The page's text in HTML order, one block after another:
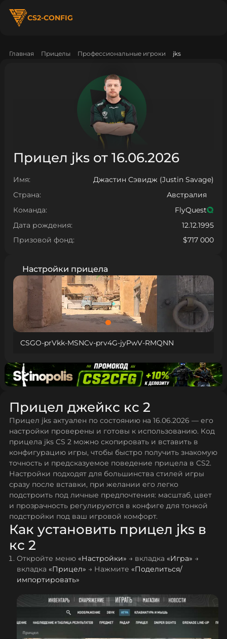
CS2-CONFIG
Главная Прицелы Профессиональные игроки jks
Прицел jks от 16.06.2026
Имя:
Джастин Сэвидж (Justin Savage)
Страна:
Австралия
Команда:
FlyQuest
Дата рождения:
12.12.1995
Призовой фонд:
$717 000
Настройки прицела
CSGO-prVkk-MSNCv-prv4G-jyPwV-RMQNN
Прицел джейкс кс 2
Прицел jks актуален по состоянию на 16.06.2026 — его
настройки проверены и готовы к использованию. Код
прицела jks CS 2 можно скопировать и вставить в
конфигурацию игры, чтобы быстро получить знакомую
точность и предсказуемое поведение прицела в CS2.
Настройки подходят для большинства стилей игры
сразу после вставки, при желании его легко
подстроить под личные предпочтения: масштаб, цвет
и прозрачность регулируются в конфиге для тонкой
подстройки под ваш игровой комфорт.
Как установить прицел jks в
кс 2
Откройте меню «Настройки» → вкладка «Игра» →
вкладка «Прицел» → Нажмите «Поделиться/
импортировать»